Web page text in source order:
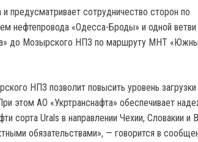
предусматривает сотрудничество сторон по
нефтепровода «Одесса-Броды» и одной ветви
до Мозырского НПЗ по маршруту МНТ
НПЗ позволит повысить уровень загрузки
этом АО «Укртранснафта» обеспечивает
сорта Urals в направлении Чехии, Словакии и
обязательствами», — говорится в